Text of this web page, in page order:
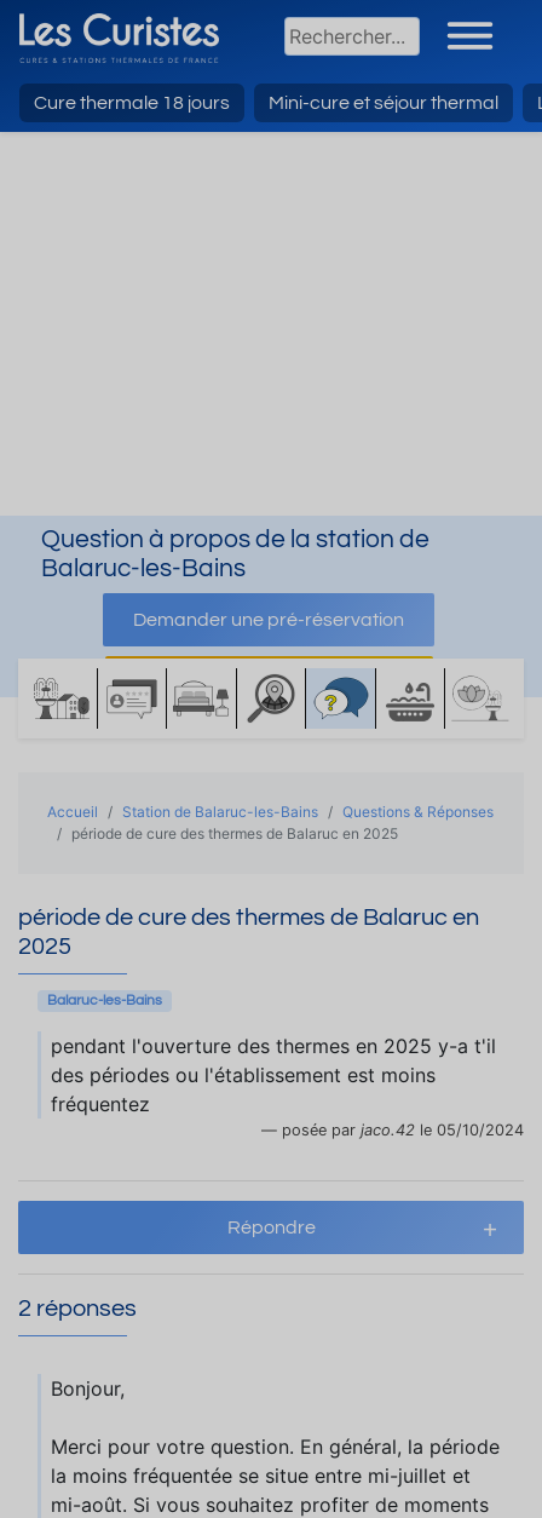
Cure thermale 18 jours Mini-cure et séjour thermal
Question à propos de la station de
Balaruc-les-Bains
Demander une pré-réservation
Demander une documentation
Accueil Station de Balaruc-les-Bains
Questions & Réponses
période de cure des thermes de Balaruc en 2025
période de cure des thermes de Balaruc en
2025
Balaruc-les-Bains
pendant l'ouverture des thermes en 2025 y-a t'il
des périodes ou l'établissement est moins
fréquentez
posée par jaco.42 le 05/10/2024
Répondre
2 réponses
Bonjour,
Merci pour votre question. En général, la période
la moins fréquentée se situe entre mi-juillet et
mi-août. Si vous souhaitez profiter de moments